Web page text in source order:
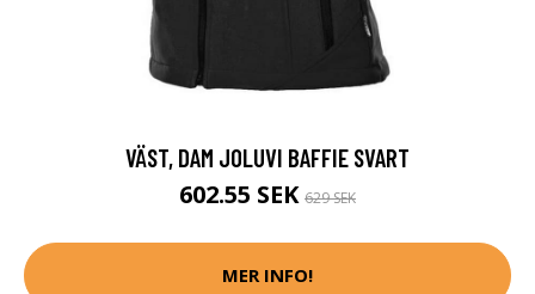
VÄST, DAM JOLUVI BAFFIE SVART
602.55 SEK 629 SEK
MER INFO!